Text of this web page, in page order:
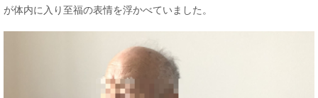
が体内に入り至福の表情を浮かべていました。